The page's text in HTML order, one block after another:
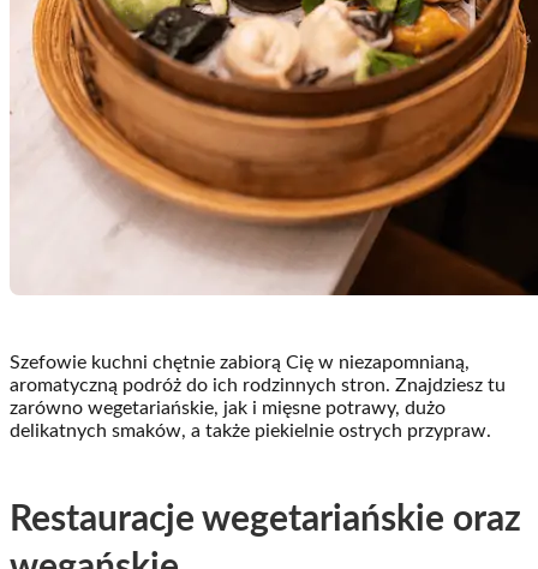
Szefowie kuchni chętnie zabiorą Cię w niezapomnianą,
aromatyczną podróż do ich rodzinnych stron. Znajdziesz tu
zarówno wegetariańskie, jak i mięsne potrawy, dużo
delikatnych smaków, a także piekielnie ostrych przypraw.
Restauracje wegetariańskie oraz